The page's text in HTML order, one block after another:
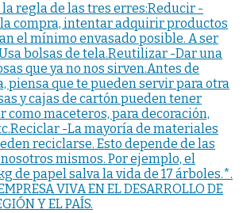
regla de las tres erres:Reducir -
compra, intentar adquirir productos
el mínimo envasado posible. A ser
bolsas de tela.Reutilizar -Dar una
que ya no nos sirven.Antes de
piensa que te pueden servir para otra
y cajas de cartón pueden tener
como maceteros, para decoración,
-La mayoría de materiales
reciclarse. Esto depende de las
mismos. Por ejemplo, el
de papel salva la vida de 17 árboles.*.
VIVA EN EL DESARROLLO DE
Y EL PAÍS.